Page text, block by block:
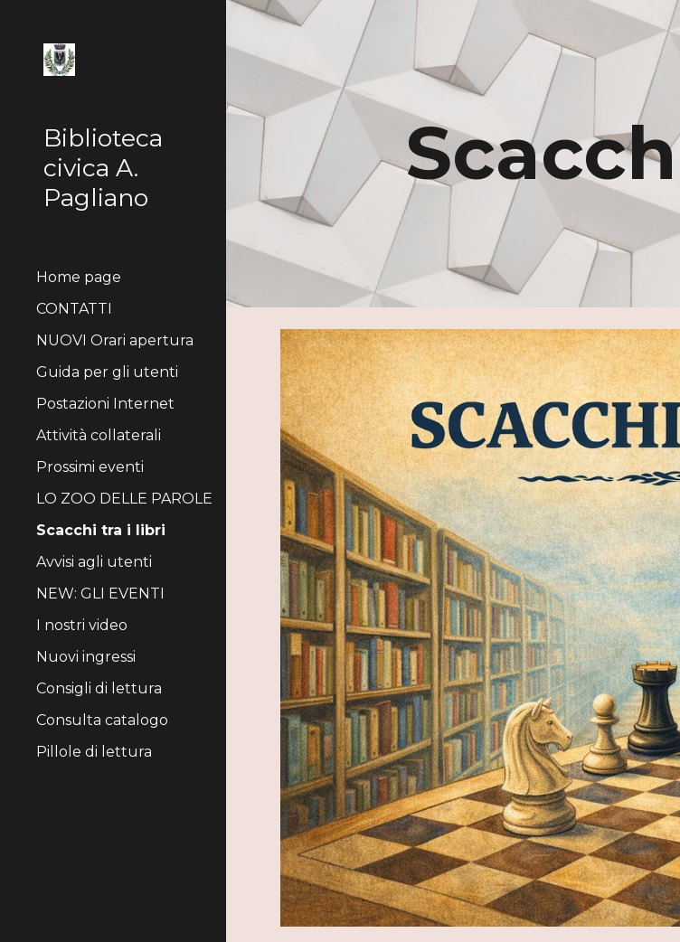
Skip to main content
Biblioteca
civica A.
Pagliano
Home page
CONTATTI
NUOVI Orari apertura
Guida per gli utenti
Postazioni Internet
Attività collaterali
Prossimi eventi
LO ZOO DELLE PAROLE
Scacchi tra i libri
Avvisi agli utenti
NEW: GLI EVENTI
I nostri video
Nuovi ingressi
Consigli di lettura
Consulta catalogo
Pillole di lettura